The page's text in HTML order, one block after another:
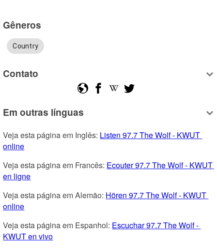
Gêneros
Country
Contato
Em outras línguas
Veja esta página em Inglês: Listen 97.7 The Wolf - KWUT
online
Veja esta página em Francês: Ecouter 97.7 The Wolf - KWUT
en ligne
Veja esta página em Alemão: Hören 97.7 The Wolf - KWUT
online
Veja esta página em Espanhol: Escuchar 97.7 The Wolf -
KWUT en vivo